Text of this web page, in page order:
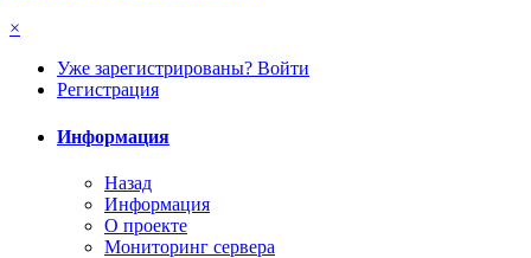
×
Уже зарегистрированы? Войти
Регистрация
Информация
Назад
Информация
О проекте
Мониторинг сервера